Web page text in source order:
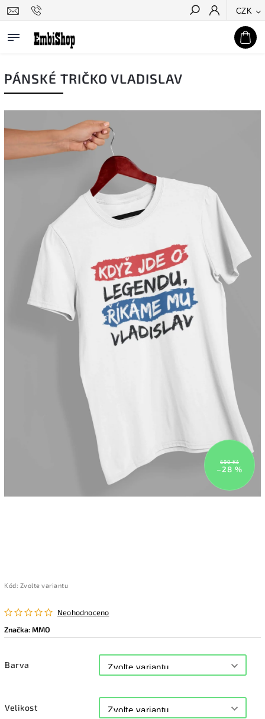
CZK
Hledat
PÁNSKÉ TRIČKO VLADISLAV
699 Kč
–28 %
Kód: Zvolte variantu
Neohodnoceno
Značka:MMO
Barva
Velikost